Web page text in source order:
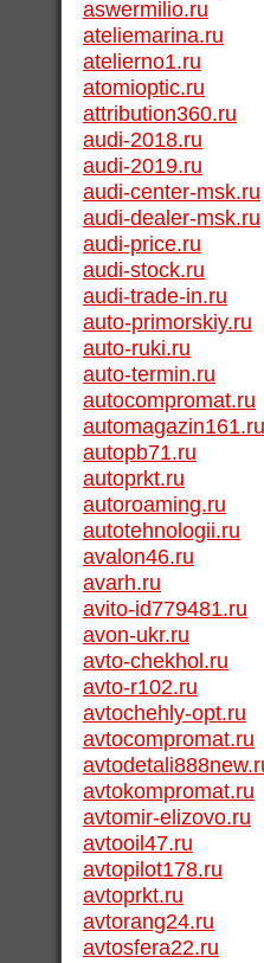
aswermilio.ru
ateliemarina.ru
atelierno1.ru
atomioptic.ru
attribution360.ru
audi-2018.ru
audi-2019.ru
audi-center-msk.ru
audi-dealer-msk.ru
audi-price.ru
audi-stock.ru
audi-trade-in.ru
auto-primorskiy.ru
auto-ruki.ru
auto-termin.ru
autocompromat.ru
automagazin161.ru
autopb71.ru
autoprkt.ru
autoroaming.ru
autotehnologii.ru
avalon46.ru
avarh.ru
avito-id779481.ru
avon-ukr.ru
avto-chekhol.ru
avto-r102.ru
avtochehly-opt.ru
avtocompromat.ru
avtokompromat.ru
avtomir-elizovo.ru
avtooil47.ru
avtopilot178.ru
avtoprkt.ru
avtorang24.ru
avtosfera22.ru